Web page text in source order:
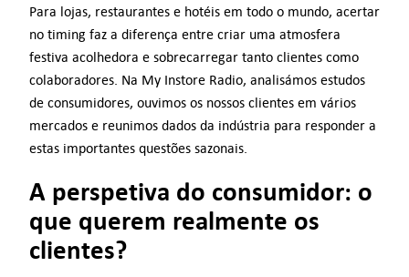
Suporte
PT
Para lojas, restaurantes e hotéis em todo o mundo, acertar
no timing faz a diferença entre criar uma atmosfera
festiva acolhedora e sobrecarregar tanto clientes como
colaboradores. Na My Instore Radio, analisámos estudos
de consumidores, ouvimos os nossos clientes em vários
mercados e reunimos dados da indústria para responder a
estas importantes questões sazonais.
A perspetiva do consumidor: o
que querem realmente os
clientes?